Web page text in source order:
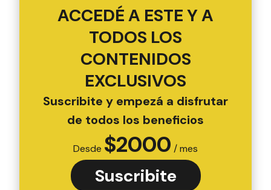
ACCEDÉ A ESTE Y A
TODOS LOS
CONTENIDOS
EXCLUSIVOS
Suscribite y empezá a disfrutar
de todos los beneficios
Desde $2000 / mes
Suscribite